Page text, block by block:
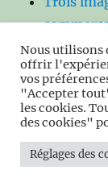
1970)
Nous utilisons
offrir
vos
"Accepter
les cookies.
des cookies"
Réglages des